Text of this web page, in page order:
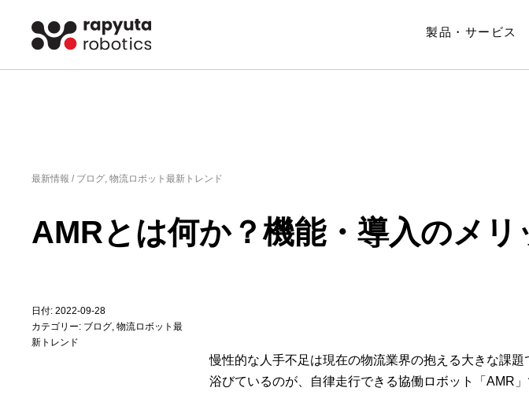
製品・サービス
最新情報 / ブログ, 物流ロボット最新トレンド
AMRとは何か？機能・導入のメリ
日付: 2022-09-28
カテゴリー: ブログ, 物流ロボット最
新トレンド
慢性的な人手不足は現在の物流業界の抱える大きな課
浴びているのが、自律走行できる協働ロボット「AMR